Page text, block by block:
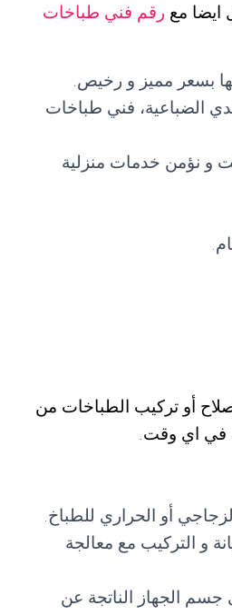
ايضا مع رقم فني طباخات
بسعر مميز و رخيص.
الضباعية، فني طباخات
و نؤمن خدمات منزلية
أو تركيب الطباخات من
في اي وقت.
أو الحراري للطباخ.
و التركيب مع معالجة
الجهاز الناتجة عن